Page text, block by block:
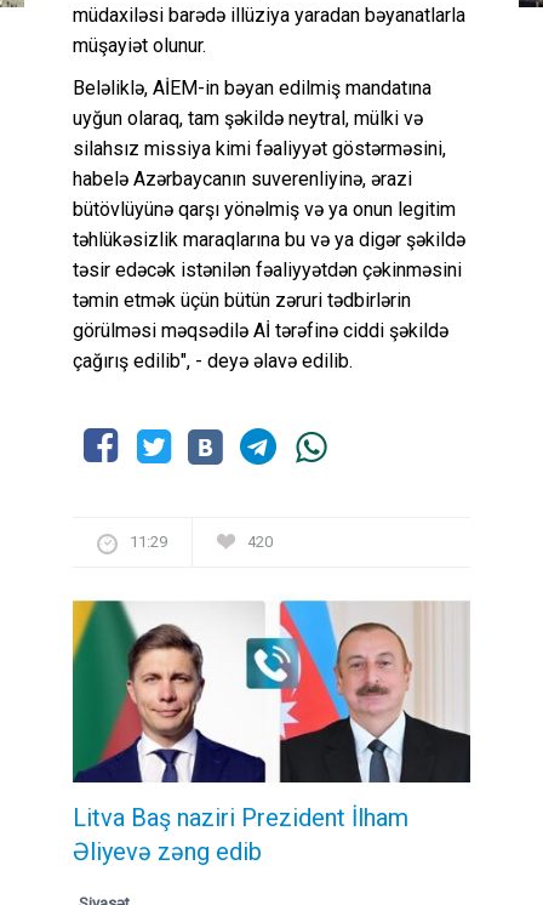
müdaxiləsi barədə illüziya yaradan bəyanatlarla
müşayiət olunur.
Beləliklə, AİEM-in bəyan edilmiş mandatına
uyğun olaraq, tam şəkildə neytral, mülki və
silahsız missiya kimi fəaliyyət göstərməsini,
habelə Azərbaycanın suverenliyinə, ərazi
bütövlüyünə qarşı yönəlmiş və ya onun legitim
təhlükəsizlik maraqlarına bu və ya digər şəkildə
təsir edəcək istənilən fəaliyyətdən çəkinməsini
təmin etmək üçün bütün zəruri tədbirlərin
görülməsi məqsədilə Aİ tərəfinə ciddi şəkildə
çağırış edilib", - deyə əlavə edilib.
11:29 420
Litva Baş naziri Prezident İlham
Əliyevə zəng edib